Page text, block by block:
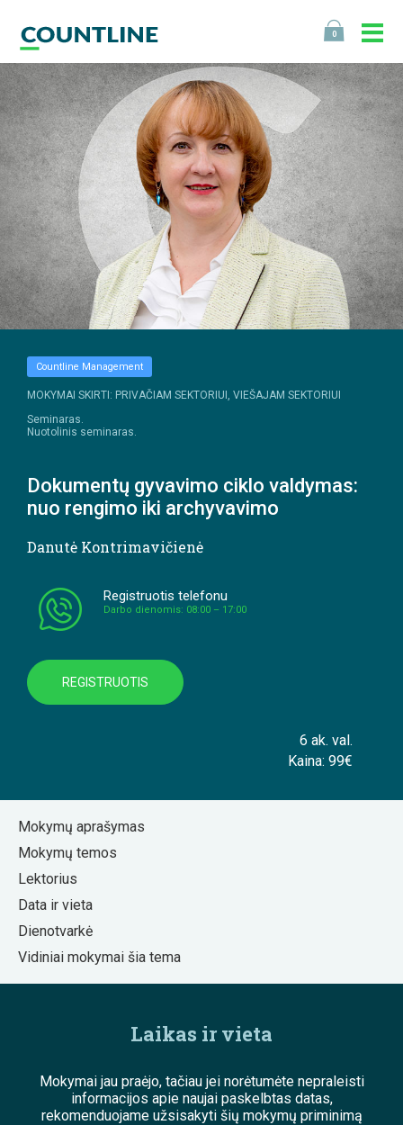
0
Countline Management
MOKYMAI SKIRTI: PRIVAČIAM SEKTORIUI, VIEŠAJAM SEKTORIUI
Seminaras.
Nuotolinis seminaras.
Dokumentų gyvavimo ciklo valdymas:
nuo rengimo iki archyvavimo
Danutė Kontrimavičienė
Registruotis telefonu
Darbo dienomis: 08:00 – 17:00
REGISTRUOTIS
6 ak. val.
Kaina: 99€
Mokymų aprašymas
Mokymų temos
Lektorius
Data ir vieta
Dienotvarkė
Vidiniai mokymai šia tema
Laikas ir vieta
Mokymai jau praėjo, tačiau jei norėtumėte nepraleisti
informacijos apie naujai paskelbtas datas,
rekomenduojame užsisakyti šių mokymų priminimą